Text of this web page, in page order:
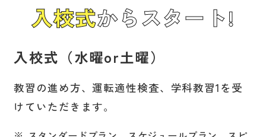
入校式からスタート!
入校式（水曜or土曜）
教習の進め方、運転適性検査、学科教習1を受
けていただきます。